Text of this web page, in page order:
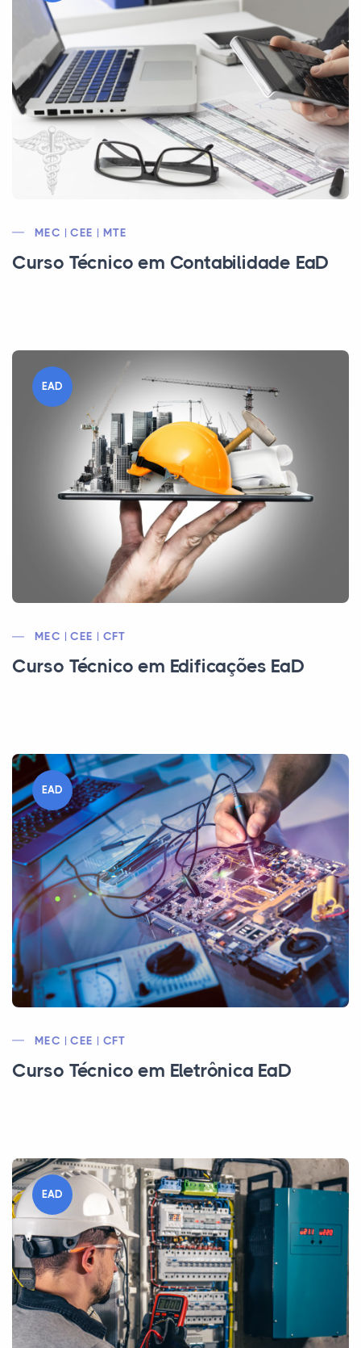
MEC | CEE | MTE
Curso Técnico em Contabilidade EaD
EAD
MEC | CEE | CFT
Curso Técnico em Edificações EaD
EAD
MEC | CEE | CFT
Curso Técnico em Eletrônica EaD
EAD